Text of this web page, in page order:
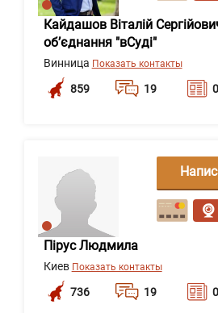
Кайдашов Віталій
об’єднання "вСуді"
Винница Показать контакты
859 19 0
Пірус Людмила
Киев Показать контакты
736 19 0